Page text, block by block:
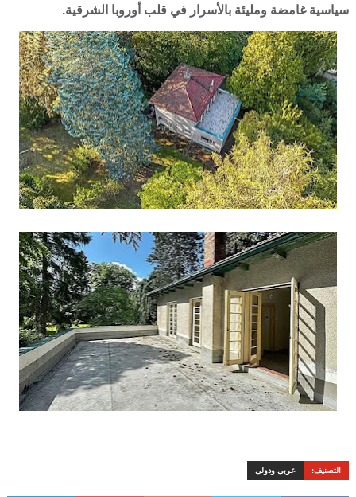
سياسية غامضة ومليئة بالأسرار في قلب أوروبا الشرقية.
التصنيف: عربى ودولى